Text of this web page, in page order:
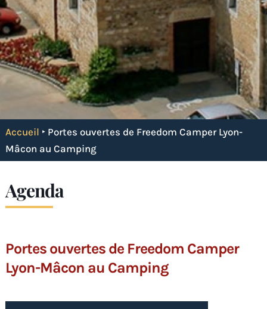
Accueil ‣ Portes ouvertes de Freedom Camper Lyon-
Mâcon au Camping
Agenda
Portes ouvertes de Freedom Camper
Lyon-Mâcon au Camping